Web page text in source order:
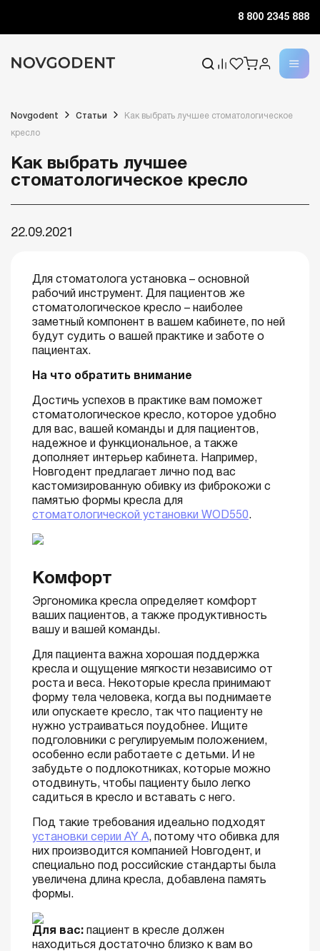
8 800 2345 888
Novgodent Статьи Как выбрать лучшее стоматологическое
кресло
Как выбрать лучшее
стоматологическое кресло
22.09.2021
Для стоматолога установка – основной
рабочий инструмент. Для пациентов же
стоматологическое кресло – наиболее
заметный компонент в вашем кабинете, по ней
будут судить о вашей практике и заботе о
пациентах.
На что обратить внимание
Достичь успехов в практике вам поможет
стоматологическое кресло, которое удобно
для вас, вашей команды и для пациентов,
надежное и функциональное, а также
дополняет интерьер кабинета. Например,
Новгодент предлагает лично под вас
кастомизированную обивку из фиброкожи с
памятью формы кресла для
стоматологической установки WOD550.
Комфорт
Эргономика кресла определяет комфорт
ваших пациентов, а также продуктивность
вашу и вашей команды.
Для пациента важна хорошая поддержка
кресла и ощущение мягкости независимо от
роста и веса. Некоторые кресла принимают
форму тела человека, когда вы поднимаете
или опускаете кресло, так что пациенту не
нужно устраиваться поудобнее. Ищите
подголовники с регулируемым положением,
особенно если работаете с детьми. И не
забудьте о подлокотниках, которые можно
отодвинуть, чтобы пациенту было легко
садиться в кресло и вставать с него.
Под такие требования идеально подходят
установки серии AY A, потому что обивка для
них производится компанией Новгодент, и
специально под российские стандарты была
увеличена длина кресла, добавлена память
формы.
Для вас: пациент в кресле должен
находиться достаточно близко к вам во